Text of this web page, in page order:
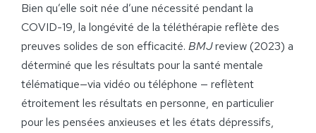
Bien qu’elle soit née d’une nécessité pendant la
COVID-19, la longévité de la téléthérapie reflète des
preuves solides de son efficacité. BMJreview (2023) a
déterminé que les résultats pour la santé mentale
télématique—via vidéo ou téléphone — reflètent
étroitement les résultats en personne, en particulier
pour les pensées anxieuses et les états dépressifs,